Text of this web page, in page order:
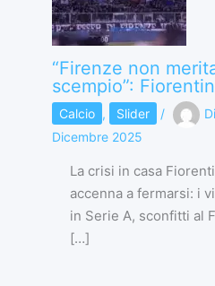
“Firenze non
scempio”:
Calcio , Slider / Di
Dicembre 2025
La crisi in casa
accenna a fermarsi: i
in Serie A, sconfitti al
[…]